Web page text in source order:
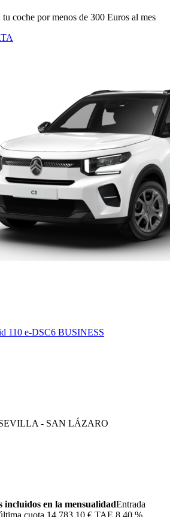
coche por menos de 300 Euros al mes
110 e-DSC6 BUSINESS
- SAN LÁZARO
incluidos en la mensualidadEntrada
cuota 14.783,10 € TAE 8,40 %